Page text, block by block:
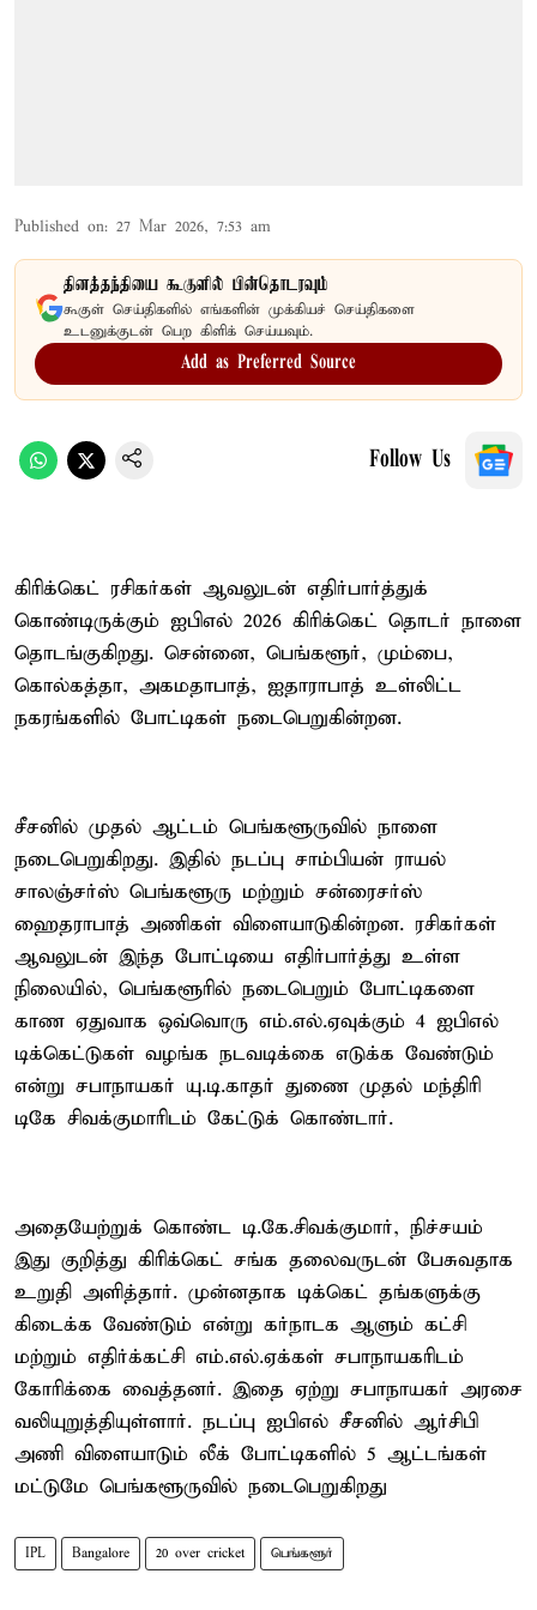
Published on: 27 Mar 2026, 7:53 am
தினத்தந்தியை கூகுளில் பின்தொடரவும்
கூகுள் செய்திகளில் எங்களின் முக்கியச் செய்திகளை
உடனுக்குடன் பெற கிளிக் செய்யவும்.
Add as Preferred Source
Follow Us
கிரிக்கெட் ரசிகர்கள் ஆவலுடன் எதிர்பார்த்துக்
கொண்டிருக்கும் ஐபிஎல் 2026 கிரிக்கெட் தொடர் நாளை
தொடங்குகிறது. சென்னை, பெங்களூர், மும்பை,
கொல்கத்தா, அகமதாபாத், ஐதாராபாத் உள்லிட்ட
நகரங்களில் போட்டிகள் நடைபெறுகின்றன.
சீசனில் முதல் ஆட்டம் பெங்களூருவில் நாளை
நடைபெறுகிறது. இதில் நடப்பு சாம்பியன் ராயல்
சாலஞ்சர்ஸ் பெங்களூரு மற்றும் சன்ரைசர்ஸ்
ஹைதராபாத் அணிகள் விளையாடுகின்றன. ரசிகர்கள்
ஆவலுடன் இந்த போட்டியை எதிர்பார்த்து உள்ள
நிலையில், பெங்களூரில் நடைபெறும் போட்டிகளை
காண ஏதுவாக ஒவ்வொரு எம்.எல்.ஏவுக்கும் 4 ஐபிஎல்
டிக்கெட்டுகள் வழங்க நடவடிக்கை எடுக்க வேண்டும்
என்று சபாநாயகர் யு.டி.காதர் துணை முதல் மந்திரி
டிகே சிவக்குமாரிடம் கேட்டுக் கொண்டார்.
அதையேற்றுக் கொண்ட டி.கே.சிவக்குமார், நிச்சயம்
இது குறித்து கிரிக்கெட் சங்க தலைவருடன் பேசுவதாக
உறுதி அளித்தார். முன்னதாக டிக்கெட் தங்களுக்கு
கிடைக்க வேண்டும் என்று கர்நாடக ஆளும் கட்சி
மற்றும் எதிர்க்கட்சி எம்.எல்.ஏக்கள் சபாநாயகரிடம்
கோரிக்கை வைத்தனர். இதை ஏற்று சபாநாயகர் அரசை
வலியுறுத்தியுள்ளார். நடப்பு ஐபிஎல் சீசனில் ஆர்சிபி
அணி விளையாடும் லீக் போட்டிகளில் 5 ஆட்டங்கள்
மட்டுமே பெங்களூருவில் நடைபெறுகிறது
IPL Bangalore 20 over cricket பெங்களூர்